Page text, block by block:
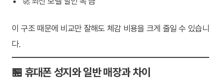
이 구조 때문에 비교만 잘해도 체감 비용을 크게 줄일 수 있습니
다.
🏪 휴대폰 성지와 일반 매장과 차이